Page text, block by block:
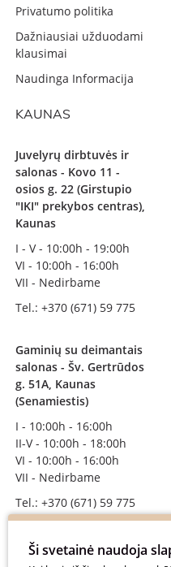
Privatumo politika
Dažniausiai užduodami
klausimai
Naudinga Informacija
KAUNAS
Juvelyrų dirbtuvės ir
salonas - Kovo 11 -
osios g. 22 (Girstupio
"IKI" prekybos centras),
Kaunas
I - V - 10:00h - 19:00h
VI - 10:00h - 16:00h
VII - Nedirbame
Tel.: +370 (671) 59 775
Gaminių su deimantais
salonas - Šv. Gertrūdos
g. 51A, Kaunas
(Senamiestis)
I - 10:00h - 16:00h
II-V - 10:00h - 18:00h
VI - 10:00h - 16:00h
VII - Nedirbame
Tel.: +370 (671) 59 775
Ši svetainė naudoja